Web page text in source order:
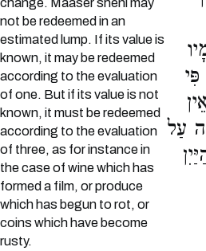
change. Maaser sheni may
not be redeemed in an
estimated lump. If its value is
known, it may be redeemed
according to the evaluation
of one. But if its value is not
known, it must be redeemed
according to the evaluation
of three, as for instance in
the case of wine which has
formed a film, or produce
which has begun to rot, or
coins which have become
rusty.
עַל